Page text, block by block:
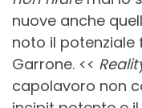
nuove anche
noto il potenziale
Garrone. <<
capolavoro non